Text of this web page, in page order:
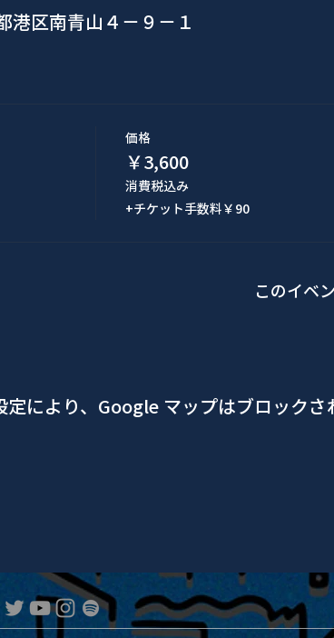
港区南青山４−９−１
価格
￥3,600
消費税込み
+チケット手数料￥90
このイベ
により、Google マップはブロックさ